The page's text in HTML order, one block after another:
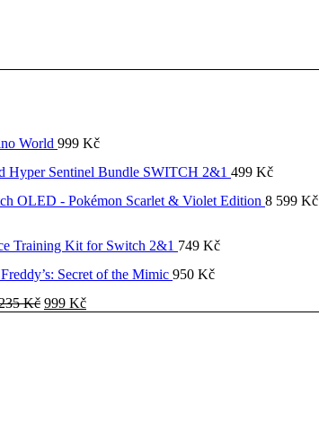
World 999 Kč
Hyper Sentinel Bundle SWITCH 2&1 499 Kč
OLED - Pokémon Scarlet & Violet Edition 8 599 Kč
Training Kit for Switch 2&1 749 Kč
Secret of the Mimic 950 Kč
Kč Původní
999 KčAktuální